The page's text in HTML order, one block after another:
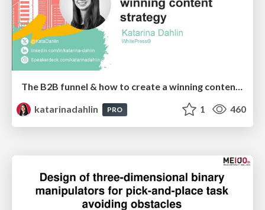
The B2B funnel & how to create a winning content strategy
katarinadahlin
PRO 1 460